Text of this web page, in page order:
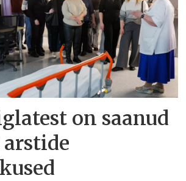
on saanud